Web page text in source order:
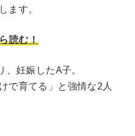
ます。
読む！
妊娠したA子。
で育てる」と強情な2人